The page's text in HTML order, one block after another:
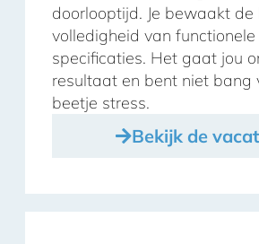
doorlooptijd. Je bewaakt
volledigheid van functionele
specificaties. Het gaat jou
resultaat en bent niet bang
beetje stress.
Bekijk de